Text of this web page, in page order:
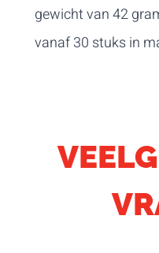
gewicht van 42
vanaf 30 stuks in